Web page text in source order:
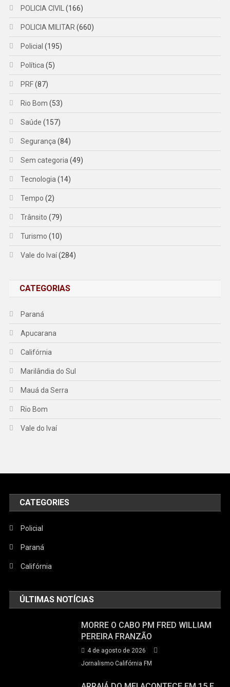
POLICIA CIVIL (166)
POLICIA MILITAR (660)
Policial (195)
Política (5)
PRF(87)
Rio Bom (53)
Saúde (157)
Segurança (84)
Sem categoria (49)
Tecnologia (14)
Tempo (2)
Trânsito (79)
Turismo (10)
Vale do Ivaí(284)
CATEGORIAS
Paraná
Apucarana
Califórnia
Marilândia do Sul
Mauá da Serra
Rio Bom
Vale do Ivaí
CATEGORIES
Policial
Paraná
Califórnia
ÚLTIMAS NOTÍCIAS
MORRE O CABO PM FRED WILLIAM
PEREIRA FRANZÃO
4 de agosto de 2026
Jornalismo Califórnia FM